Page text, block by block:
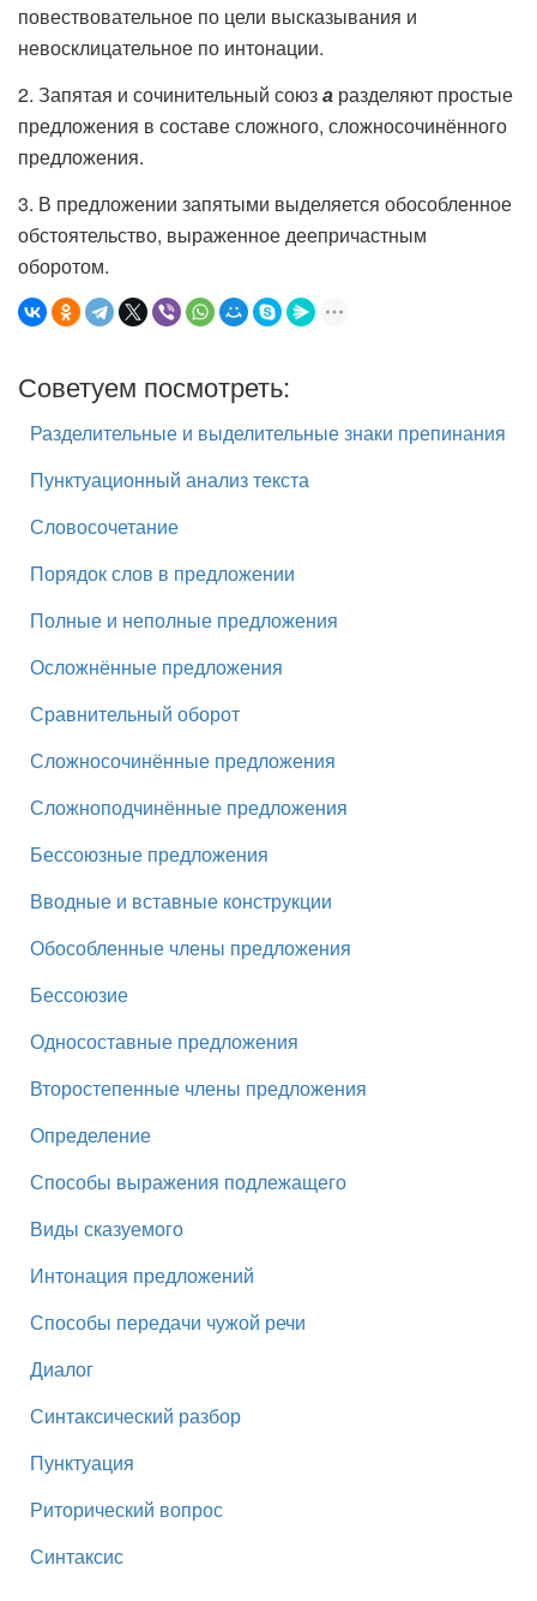
повествовательное по цели высказывания и
невосклицательное по интонации.
2. Запятая и сочинительный союза разделяют простые
предложения в составе сложного, сложносочинённого
предложения.
3. В предложении запятыми выделяется обособленное
обстоятельство, выраженное деепричастным
оборотом.
Советуем посмотреть:
Разделительные и выделительные знаки препинания
Пунктуационный анализ текста
Словосочетание
Порядок слов в предложении
Полные и неполные предложения
Осложнённые предложения
Сравнительный оборот
Сложносочинённые предложения
Сложноподчинённые предложения
Бессоюзные предложения
Вводные и вставные конструкции
Обособленные члены предложения
Бессоюзие
Односоставные предложения
Второстепенные члены предложения
Определение
Способы выражения подлежащего
Виды сказуемого
Интонация предложений
Способы передачи чужой речи
Диалог
Синтаксический разбор
Пунктуация
Риторический вопрос
Синтаксис